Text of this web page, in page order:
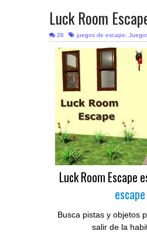
Luck Room
28 juegos de escape,
Luck Room Escape
escape
Busca pistas y objetos
salir de la